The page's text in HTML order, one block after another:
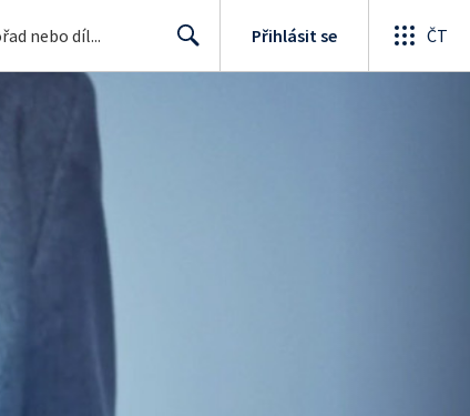
Přihlásit se ČT